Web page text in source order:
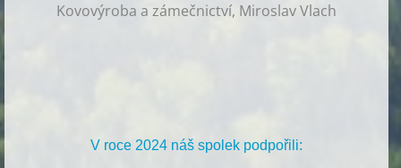
Kovovýroba a zámečnictví, Miroslav Vlach
V roce 2024 náš spolek podpořili: